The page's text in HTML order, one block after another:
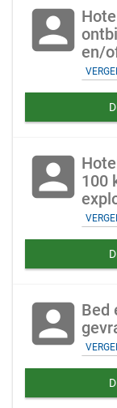
account_box en/
account_box 100
account_box Bed